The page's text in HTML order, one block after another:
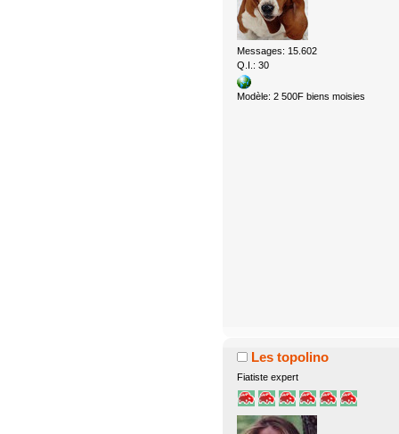
Messages: 15.602
Q.I.: 30
Modèle: 2 500F biens moisies
Les topolino
Fiatiste expert